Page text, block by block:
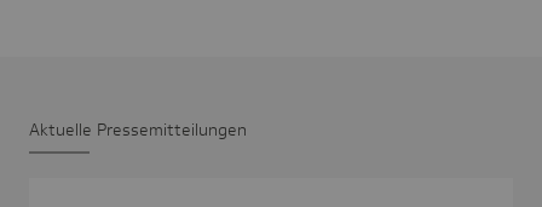
Aktu­elle Pres­se­mit­tei­lungen